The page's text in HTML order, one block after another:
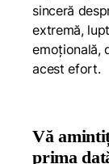
sinceră
extremă,
emoțională,
acest efort.
Vă
prima